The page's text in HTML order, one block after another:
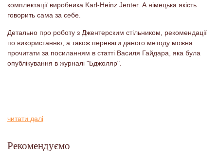
комплектації виробника Karl-Heinz Jenter. А німецька якість
говорить сама за себе.
Детально про роботу з Джентерским стільником, рекомендації
по використанню, а також переваги даного методу можна
прочитати за посиланням в статті Василя Гайдара, яка була
опублікування в журналі "Бджоляр".
читати далі
Рекомендуємо